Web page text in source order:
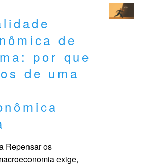
de
por que
de uma
Repensar os
exige,